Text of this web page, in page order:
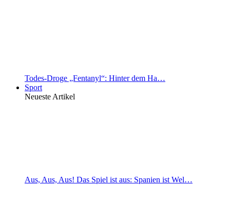
Todes-Droge „Fentanyl“: Hinter dem Ha…
Sport
Neueste Artikel
Aus, Aus, Aus! Das Spiel ist aus: Spanien ist Wel…